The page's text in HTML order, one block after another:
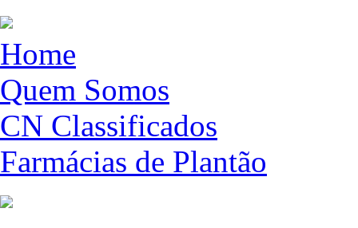
Home
Quem Somos
CN Classificados
Farmácias de Plantão